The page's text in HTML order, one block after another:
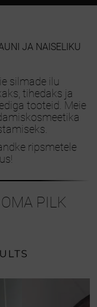
JA NAISELIKU
silmade ilu
tihedaks ja
tooteid. Meie
ripsmetele
PILK